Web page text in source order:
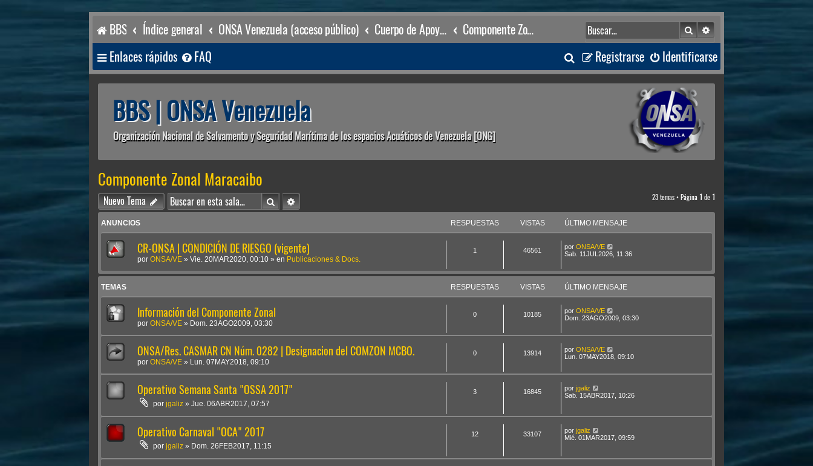
BBS Índice general ONSA Venezuela (acceso público) Cuerpo de Apoyo & Salvamento Marítimo (órgano operacional) Componente Zonal Maracaibo BuscarBúsqueda avanzada
Enlaces rápidos FAQ Identificarse
Registrarse
B
u
a
BBS | ONSA Venezuela
Organización Nacional de Salvamento y Seguridad Marítima de los espacios Acuáticos de Venezuela [ONG]
Componente Zonal Maracaibo
Nuevo Tema BuscarBúsqueda avanzada 23 temas • Página 1 de 1
ANUNCIOS RESPUESTAS VISTAS ÚLTIMO MENSAJE
CR-ONSA | CONDICIÓN DE RIESGO (vigente)
por ONSA/VE » Vie. 20MAR2020, 00:10 » en Publicaciones & Docs.
1 46561 por ONSA/VE
Sab. 11JUL2026, 11:36
TEMAS RESPUESTAS VISTAS ÚLTIMO MENSAJE
Información del Componente Zonal
por ONSA/VE » Dom. 23AGO2009, 03:30
0 10185 por ONSA/VE
Dom. 23AGO2009, 03:30
ONSA/Res. CASMAR CN Núm. 0282 | Designacion del COMZON MCBO.
por ONSA/VE » Lun. 07MAY2018, 09:10
0 13914 por ONSA/VE
Lun. 07MAY2018, 09:10
Operativo Semana Santa "OSSA 2017"
porjgaliz »Jue. 06ABR2017, 07:57
3 16845 por jgaliz
Sab. 15ABR2017, 10:26
Operativo Carnaval "OCA" 2017
porjgaliz » Dom. 26FEB2017, 11:15
12 33107 por jgaliz
Mié. 01MAR2017, 09:59